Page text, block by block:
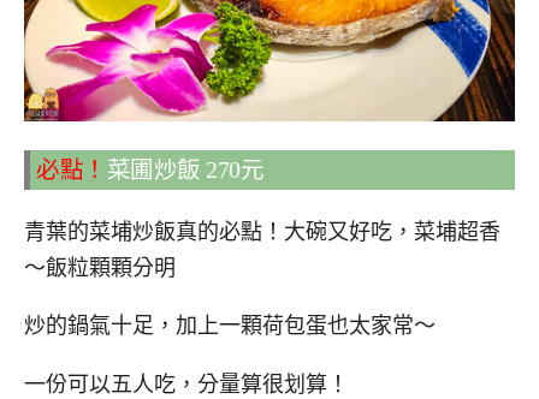
必點！ 菜圃炒飯 270元
青葉的菜埔炒飯真的必點！大碗又好吃，菜埔超香
～飯粒顆顆分明
炒的鍋氣十足，加上一顆荷包蛋也太家常～
一份可以五人吃，分量算很划算！